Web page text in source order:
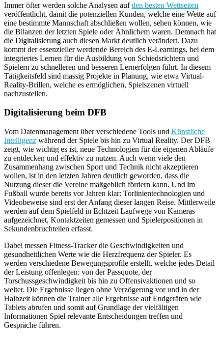
Immer öfter werden solche Analysen aufden besten Wettseiten
veröffentlicht, damit die potenziellen Kunden, welche eine Wette auf
eine bestimmte Mannschaft abschließen wollen, sehen können, wie
die Bilanzen der letzten Spiele oder Ähnlichem waren. Demnach hat
die Digitalisierung auch diesen Markt deutlich verändert. Dazu
kommt der essenzieller werdende Bereich des E-Learnings, bei dem
integriertes Lernen für die Ausbildung von Schiedsrichtern und
Spielern zu schnelleren und besseren Lernerfolgen führt. In diesem
Tätigkeitsfeld sind massig Projekte in Planung, wie etwa Virtual-
Reality-Brillen, welche es ermöglichen, Spielszenen virtuell
nachzustellen.
Digitalisierung beim DFB
Vom Datenmanagement über verschiedene Tools und Künstliche
Intelligenz während der Spiele bis hin zu Virtual Reality. Der DFB
zeigt, wie wichtig es ist, neue Technologien für die eigenen Abläufe
zu entdecken und effektiv zu nutzen. Auch wenn viele den
Zusammenhang zwischen Sport und Technik nicht akzeptieren
wollen, ist in den letzten Jahren deutlich geworden, dass die
Nutzung dieser die Vereine maßgeblich fördern kann. Und im
Fußball wurde bereits vor Jahren klar: Torlinientechnologien und
Videobeweise sind erst der Anfang dieser langen Reise. Mittlerweile
werden auf dem Spielfeld in Echtzeit Laufwege von Kameras
aufgezeichnet, Kontaktzeiten gemessen und Spielerpositionen in
Sekundenbruchteilen erfasst.
Dabei messen Fitness-Tracker die Geschwindigkeiten und
gesundheitlichen Werte wie die Herzfrequenz der Spieler. Es
werden verschiedene Bewegungsprofile erstellt, welche jedes Detail
der Leistung offenlegen: von der Passquote, der
Torschussgeschwindigkeit bis hin zu Offensivaktionen und so
weiter. Die Ergebnisse liegen ohne Verzögerung vor und in der
Halbzeit können die Trainer alle Ergebnisse auf Endgeräten wie
Tablets abrufen und somit auf Grundlage der vielfältigen
Informationen Spiel relevante Entscheidungen treffen und
Gespräche führen.